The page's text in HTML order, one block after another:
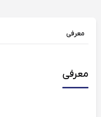
معرفی
معرفی